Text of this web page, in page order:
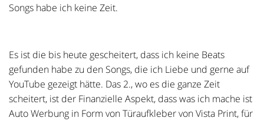
Songs habe ich keine Zeit.
Es ist die bis heute gescheitert, dass ich keine Beats
gefunden habe zu den Songs, die ich Liebe und gerne auf
YouTube gezeigt hätte. Das 2., wo es die ganze Zeit
scheitert, ist der Finanzielle Aspekt, dass was ich mache ist
Auto Werbung in Form von Türaufkleber von Vista Print, für